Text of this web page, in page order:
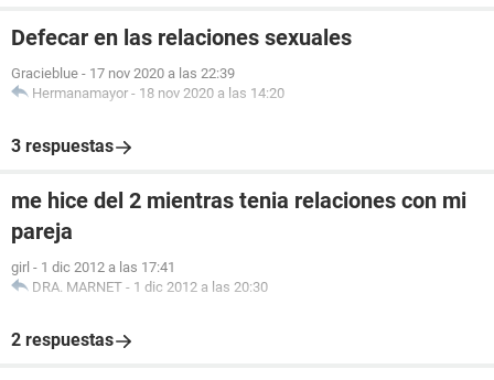
Defecar en las relaciones sexuales
Gracieblue - 17 nov 2020 a las 22:39
Hermanamayor - 18 nov 2020 a las 14:20
3 respuestas
me hice del 2 mientras tenia relaciones con mi
pareja
girl - 1 dic 2012 a las 17:41
DRA. MARNET - 1 dic 2012 a las 20:30
2 respuestas